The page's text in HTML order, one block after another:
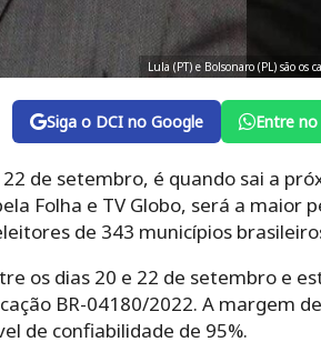
Lula (PT) e Bolsonaro (PL) são
Siga o DCI no Google Entre
de setembro, é quando sai a
Folha e TV Globo, será a maior
de 343 municípios
os dias 20 e 22 de setembro e
BR-04180/2022. A margem
de confiabilidade de 95%.